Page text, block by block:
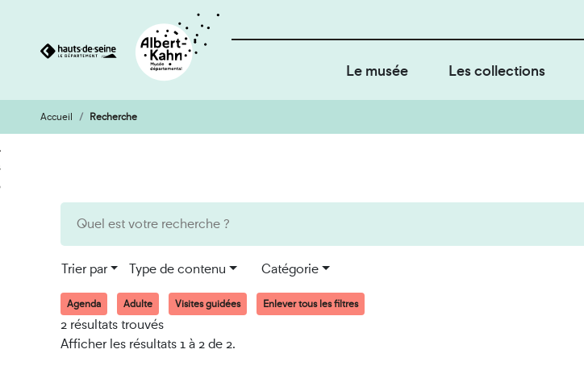
Aller
au
contenu
Aller
à
la
Le musée Les collections
Accueil Recherche
Trier par Type de contenu Catégorie
Agenda Adulte Visites guidées Enlever tous les filtres
2 résultats trouvés
Afficher les résultats 1 à 2 de 2.